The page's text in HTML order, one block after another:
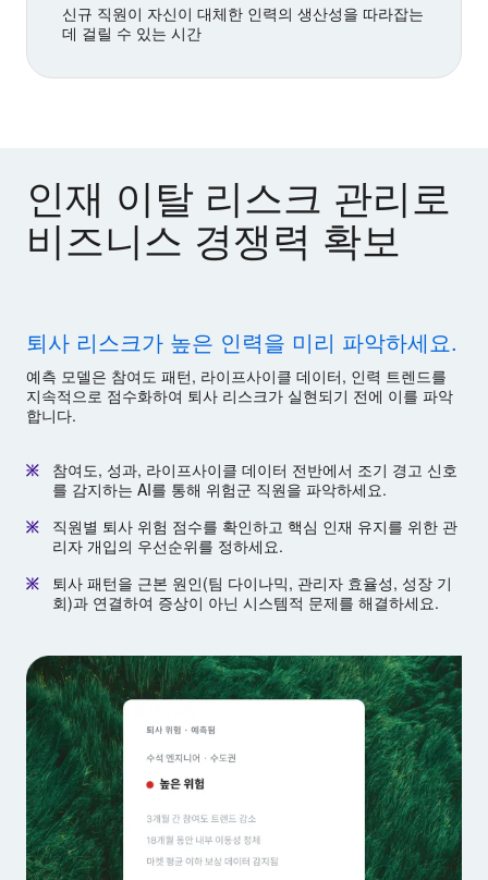
신규 직원이 자신이 대체한 인력의 생산성을 따라잡는
데 걸릴 수 있는 시간
인재 이탈 리스크 관리로
비즈니스 경쟁력 확보
퇴사 리스크가 높은 인력을 미리 파악하세요.
예측 모델은 참여도 패턴, 라이프사이클 데이터, 인력 트렌드를
지속적으로 점수화하여 퇴사 리스크가 실현되기 전에 이를 파악
합니다.
참여도, 성과, 라이프사이클 데이터 전반에서 조기 경고 신호
를 감지하는 AI를 통해 위험군 직원을 파악하세요.
직원별 퇴사 위험 점수를 확인하고 핵심 인재 유지를 위한 관
리자 개입의 우선순위를 정하세요.
퇴사 패턴을 근본 원인(팀 다이나믹, 관리자 효율성, 성장 기
회)과 연결하여 증상이 아닌 시스템적 문제를 해결하세요.